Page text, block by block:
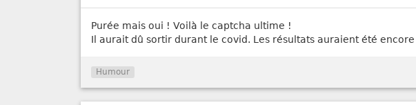
Purée mais oui ! Voilà le captcha ultime !
Il aurait dû sortir durant le covid. Les résultats auraient été encore
Humour